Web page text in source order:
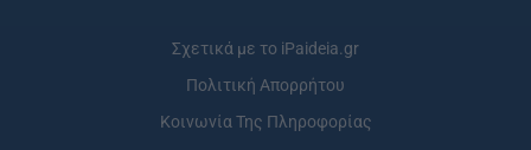
Σχετικά με το iPaideia.gr
Πολιτική Απορρήτου
Κοινωνία Της Πληροφορίας